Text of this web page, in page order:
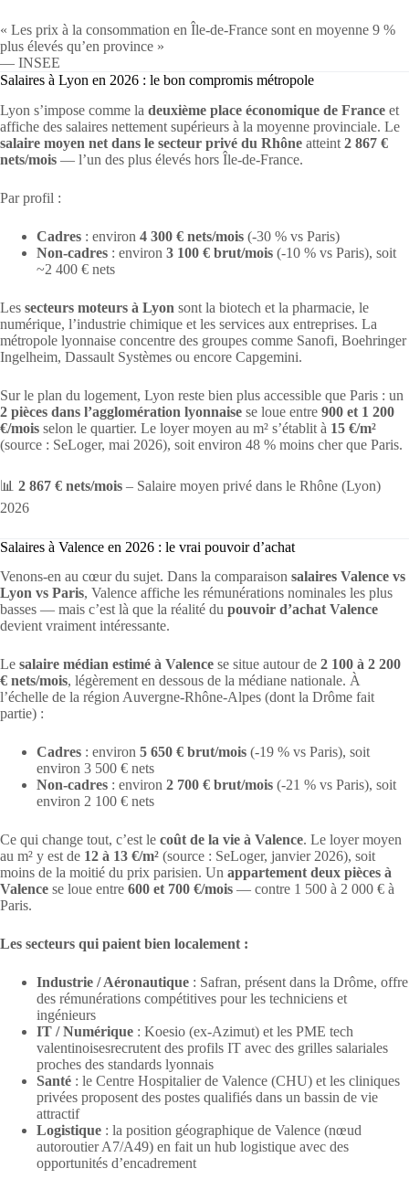
« Les prix à la consommation en Île-de-France sont en moyenne 9 %
plus élevés qu’en province »
— INSEE
Salaires à Lyon en 2026 : le bon compromis métropole
Lyon s’impose comme la deuxième place économique de France et
affiche des salaires nettement supérieurs à la moyenne provinciale. Le
salaire moyen net dans le secteur privé du Rhône atteint 2 867 €
nets/mois — l’un des plus élevés hors Île-de-France.
Par profil :
Cadres : environ 4 300 € nets/mois (-30 % vs Paris)
Non-cadres : environ 3 100 € brut/mois (-10 % vs Paris), soit
~2 400 € nets
Les secteurs moteurs à Lyon sont la biotech et la pharmacie, le
numérique, l’industrie chimique et les services aux entreprises. La
métropole lyonnaise concentre des groupes comme Sanofi, Boehringer
Ingelheim, Dassault Systèmes ou encore Capgemini.
Sur le plan du logement, Lyon reste bien plus accessible que Paris : un
2 pièces dans l’agglomération lyonnaise se loue entre 900 et 1 200
€/mois selon le quartier. Le loyer moyen au m² s’établit à 15 €/m²
(source : SeLoger, mai 2026), soit environ 48 % moins cher que Paris.
📊 2 867 € nets/mois – Salaire moyen privé dans le Rhône (Lyon)
2026
Salaires à Valence en 2026 : le vrai pouvoir d’achat
Venons-en au cœur du sujet. Dans la comparaison salaires Valence vs
Lyon vs Paris, Valence affiche les rémunérations nominales les plus
basses — mais c’est là que la réalité du pouvoir d’achat Valence
devient vraiment intéressante.
Le salaire médian estimé à Valence se situe autour de 2 100 à 2 200
€ nets/mois, légèrement en dessous de la médiane nationale. À
l’échelle de la région Auvergne-Rhône-Alpes (dont la Drôme fait
partie) :
Cadres : environ 5 650 € brut/mois (-19 % vs Paris), soit
environ 3 500 € nets
Non-cadres : environ 2 700 € brut/mois (-21 % vs Paris), soit
environ 2 100 € nets
Ce qui change tout, c’est le coût de la vie à Valence. Le loyer moyen
au m² y est de 12 à 13 €/m² (source : SeLoger, janvier 2026), soit
moins de la moitié du prix parisien. Un appartement deux pièces à
Valence se loue entre 600 et 700 €/mois — contre 1 500 à 2 000 € à
Paris.
Les secteurs qui paient bien localement :
Industrie / Aéronautique : Safran, présent dans la Drôme, offre
des rémunérations compétitives pour les techniciens et
ingénieurs
IT / Numérique : Koesio (ex-Azimut) et les PME tech
valentinoisesrecrutent des profils IT avec des grilles salariales
proches des standards lyonnais
Santé : le Centre Hospitalier de Valence (CHU) et les cliniques
privées proposent des postes qualifiés dans un bassin de vie
attractif
Logistique : la position géographique de Valence (nœud
autoroutier A7/A49) en fait un hub logistique avec des
opportunités d’encadrement